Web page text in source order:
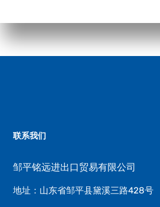
联系我们
邹平铭远进出口贸易有限公司
地址：山东省邹平县黛溪三路428号